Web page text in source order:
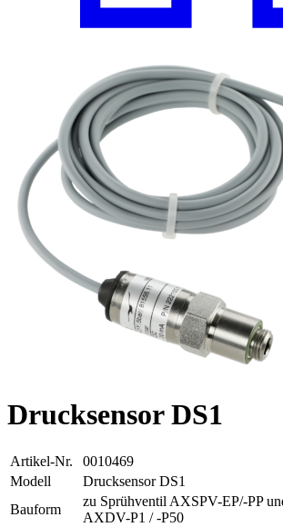
Drucksensor DS1
Artikel-Nr.
0010469
Modell
Drucksensor DS1
Bauform
zu Sprühventil AXSPV-EP/-PP
AXDV-P1 / -P50